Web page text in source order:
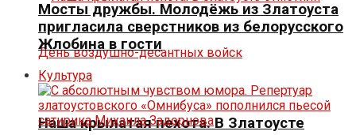
Наша крылатая пехота. В Златоусте
Мосты дружбы. Молодёжь из Златоуста
пригласила сверстников из белорусского
Жлобина в гости
Культура